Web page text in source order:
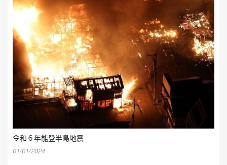
令和６年能登半島地震
01/01/2024